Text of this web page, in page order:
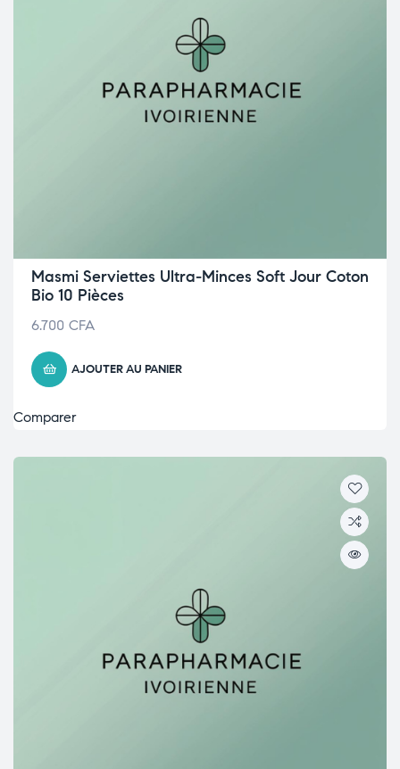
Masmi Serviettes Ultra-Minces Soft Jour Coton
Bio 10 Pièces
6.700 CFA
AJOUTER AU PANIER
Comparer